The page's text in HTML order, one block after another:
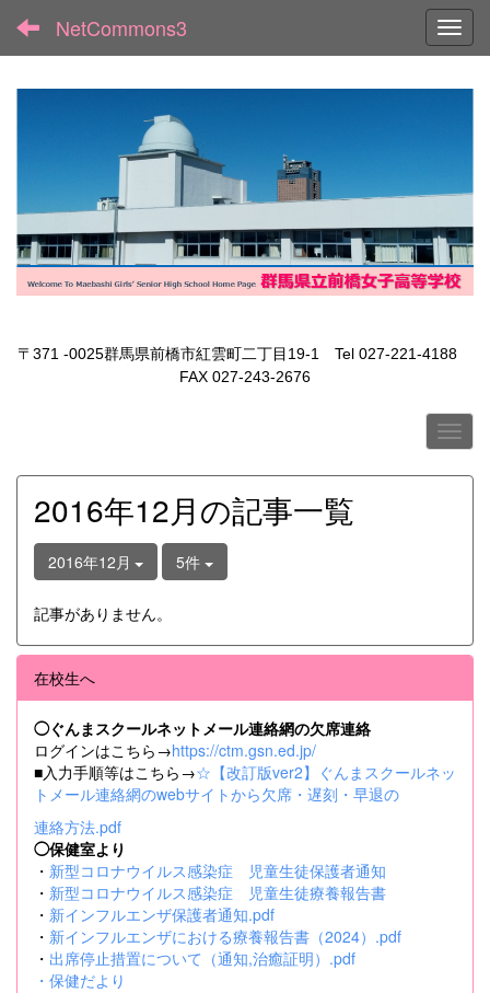
NetCommons3
〒371 -0025群馬県前橋市紅雲町二丁目19-1 Tel 027-221-4188
FAX 027-243-2676
2016年12月の記事一覧
2016年12月 5件
記事がありません。
在校生へ
◯ぐんまスクールネットメール連絡網の欠席連絡
ログインはこちら→https://ctm.gsn.ed.jp/
■入力手順等はこちら→☆【改訂版ver2】ぐんまスクールネッ
トメール連絡網のwebサイトから欠席・遅刻・早退の
連絡方法.pdf
◯保健室より
・ 新型コロナウイルス感染症 児童生徒保護者通知
・ 新型コロナウイルス感染症 児童生徒療養報告書
・ 新インフルエンザ保護者通知.pdf
・ 新インフルエンザにおける療養報告書（2024）.pdf
・ 出席停止措置について（通知,治癒証明）.pdf
・ 保健だより